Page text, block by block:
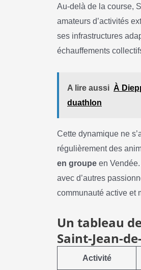
Au-delà de la course,
amateurs d’activités
ses infrastructures
échauffements
A lire aussi À
duathlon
Cette dynamique ne
régulièrement des
en groupe en
avec d’autres
communauté active et
Un tableau
Saint-Jean-
Activité